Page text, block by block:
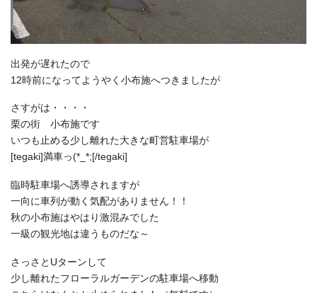
出発が遅れたので
12時前になってようやく小布施へつきましたが
さすがは・・・・
栗の街 小布施です
いつも止める少し離れた大きな町営駐車場が
[tegaki]満車っ(*_*;[/tegaki]
臨時駐車場へ誘導されますが
一向に車列が動く気配がありません！！
秋の小布施はやはり激混みでした
一級の観光地は違うものだな～
さっさとUターンして
少し離れたフローラルガーデンの駐車場へ移動